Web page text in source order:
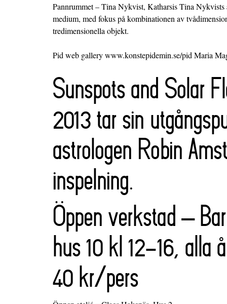
Pannrummet – Tina Nykvist, Katharsis Tina Nykvists
medium, med fokus på kombinationen av
tredimensionella objekt.
Pid web gallery www.konstepidemin.se/pid Maria
Sunspots and Solar
2013 tar sin
astrologen Robin
inspelning.
Öppen verkstad –
hus 10 kl 12-16, alla
40 kr/pers